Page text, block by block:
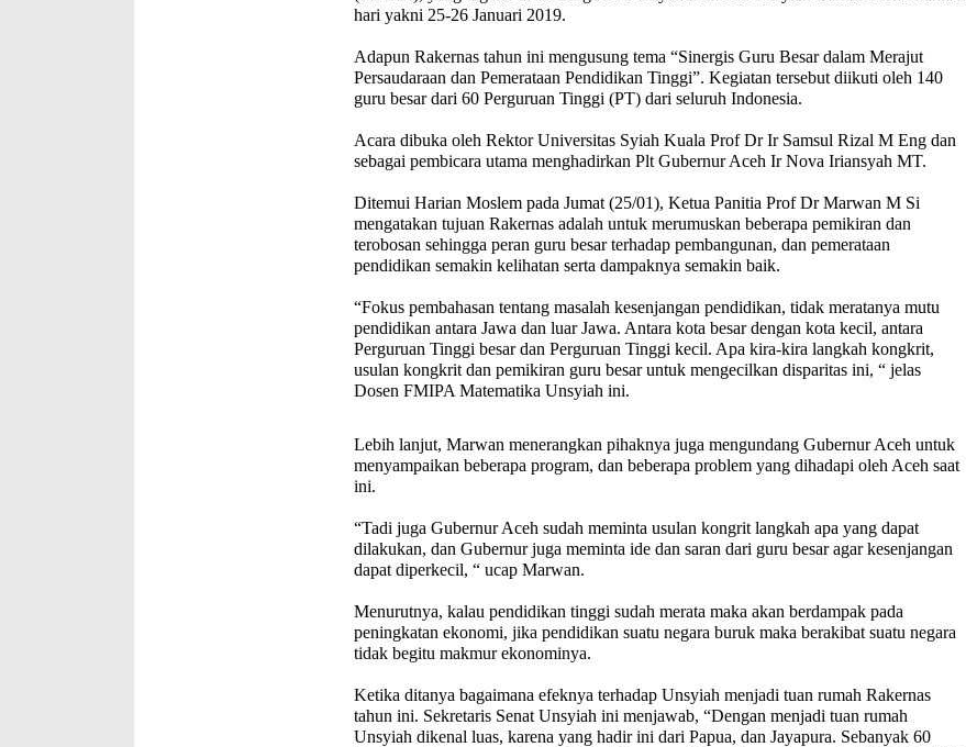
hari yakni 25-26 Januari 2019.
Adapun Rakernas tahun ini mengusung tema “Sinergis Guru Besar dalam Merajut
Persaudaraan dan Pemerataan Pendidikan Tinggi”. Kegiatan tersebut diikuti oleh 140
guru besar dari 60 Perguruan Tinggi (PT) dari seluruh Indonesia.
Acara dibuka oleh Rektor Universitas Syiah Kuala Prof Dr Ir Samsul Rizal M Eng dan
sebagai pembicara utama menghadirkan Plt Gubernur Aceh Ir Nova Iriansyah MT.
Ditemui Harian Moslem pada Jumat (25/01), Ketua Panitia Prof Dr Marwan M Si
mengatakan tujuan Rakernas adalah untuk merumuskan beberapa pemikiran dan
terobosan sehingga peran guru besar terhadap pembangunan, dan pemerataan
pendidikan semakin kelihatan serta dampaknya semakin baik.
“Fokus pembahasan tentang masalah kesenjangan pendidikan, tidak meratanya mutu
pendidikan antara Jawa dan luar Jawa. Antara kota besar dengan kota kecil, antara
Perguruan Tinggi besar dan Perguruan Tinggi kecil. Apa kira-kira langkah kongkrit,
usulan kongkrit dan pemikiran guru besar untuk mengecilkan disparitas ini, “ jelas
Dosen FMIPA Matematika Unsyiah ini.
Lebih lanjut, Marwan menerangkan pihaknya juga mengundang Gubernur Aceh untuk
menyampaikan beberapa program, dan beberapa problem yang dihadapi oleh Aceh saat
ini.
“Tadi juga Gubernur Aceh sudah meminta usulan kongrit langkah apa yang dapat
dilakukan, dan Gubernur juga meminta ide dan saran dari guru besar agar kesenjangan
dapat diperkecil, “ ucap Marwan.
Menurutnya, kalau pendidikan tinggi sudah merata maka akan berdampak pada
peningkatan ekonomi, jika pendidikan suatu negara buruk maka berakibat suatu negara
tidak begitu makmur ekonominya.
Ketika ditanya bagaimana efeknya terhadap Unsyiah menjadi tuan rumah Rakernas
tahun ini. Sekretaris Senat Unsyiah ini menjawab, “Dengan menjadi tuan rumah
Unsyiah dikenal luas, karena yang hadir ini dari Papua, dan Jayapura. Sebanyak 60